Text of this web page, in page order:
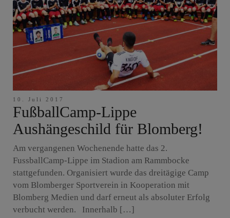
10. Juli 2017
FußballCamp-Lippe
Aushängeschild für Blomberg!
Am vergangenen Wochenende hatte das 2.
FussballCamp-Lippe im Stadion am Rammbocke
stattgefunden. Organisiert wurde das dreitägige Camp
vom Blomberger Sportverein in Kooperation mit
Blomberg Medien und darf erneut als absoluter Erfolg
verbucht werden. Innerhalb […]